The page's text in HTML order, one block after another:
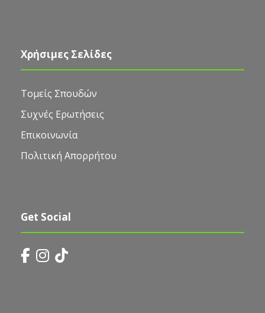
Χρήσιμες Σελίδες
Τομείς Σπουδών
Συχνές Ερωτήσεις
Επικοινωνία
Πολιτική Απορρήτου
Get Social